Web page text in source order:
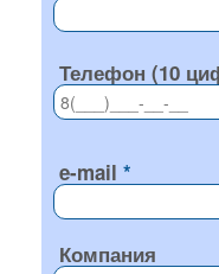
Телефон (10
e-mail
Компания